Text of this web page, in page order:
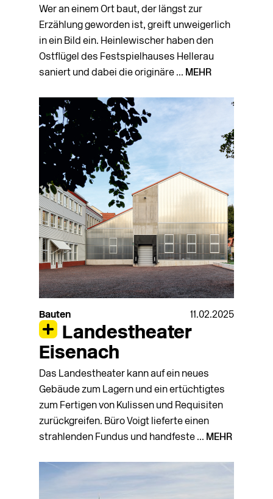
Wer an einem Ort baut, der längst zur
Erzählung geworden ist, greift unweigerlich
in ein Bild ein. Heinlewischer haben den
Ostflügel des Festspielhauses Hellerau
saniert und dabei die originäre ... MEHR
Bauten 11.02.2025
Landestheater
Eisenach
Das Landestheater kann auf ein neues
Gebäude zum Lagern und ein ertüchtigtes
zum Fertigen von Kulissen und Requisiten
zurückgreifen. Büro Voigt lieferte einen
strahlenden Fundus und handfeste ... MEHR